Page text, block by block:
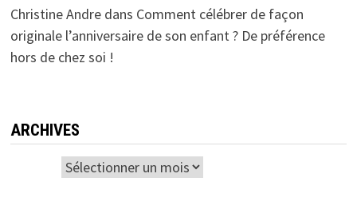
Christine Andredans Comment célébrer de façon
originale l’anniversaire de son enfant ? De préférence
hors de chez soi !
ARCHIVES